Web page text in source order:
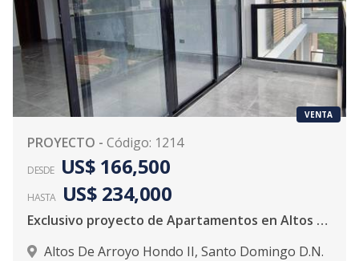
VENTA
PROYECTO - Código: 1214
DESDE US$ 166,500
HASTA US$ 234,000
Exclusivo proyecto de Apartamentos en Altos de Arroyo Hondo II
Altos De Arroyo Hondo II, Santo Domingo D.N.